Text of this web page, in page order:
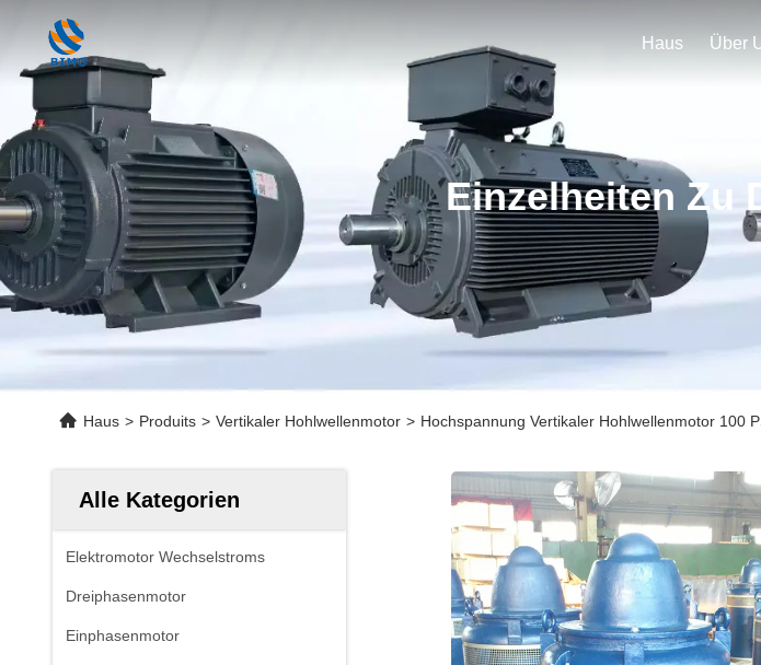
Haus Über
Einzelheiten Zu
Haus > Produits > Vertikaler Hohlwellenmotor > Hochspannung Vertikaler Hohlwellenmotor 100
Alle Kategorien
Elektromotor Wechselstroms
Dreiphasenmotor
Einphasenmotor